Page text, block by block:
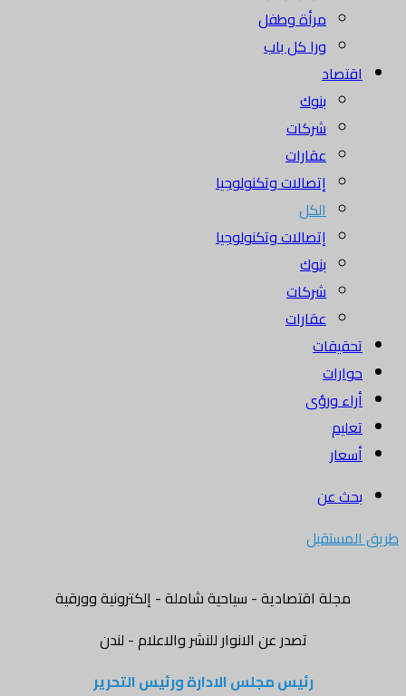
مرأة وطفل
ورا كل باب
اقتصاد
بنوك
شركات
عقارات
إتصالات وتكنولوجيا
الكل
إتصالات وتكنولوجيا
بنوك
شركات
عقارات
تحقيقات
حوارات
أراء ورؤى
تعليم
أسعار
بحث عن
طريق المستقبل
مجلة اقتصادية - سياحية شاملة - إلكترونية وورقية
تصدر عن الانوار للنشر والاعلام - لندن
رئيس مجلس الادارة ورئيس التحرير